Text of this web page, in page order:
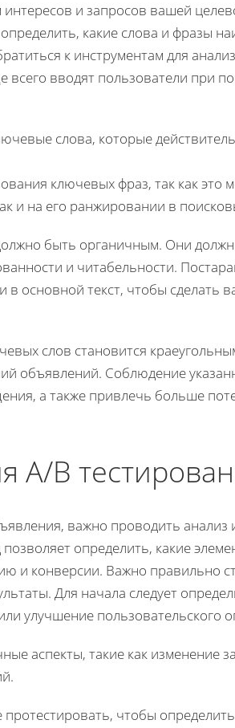
и запросов вашей
какие слова и фразы
к инструментам для
вводят пользователи при
слова, которые
ключевых фраз, так как это
и на его ранжировании в
быть органичным. Они
и читабельности.
основной текст, чтобы сделать
слов становится
объявлений. Соблюдение
а также привлечь больше
A/B
важно проводить анализ
определить, какие
и конверсии. Важно правильно
Для начала следует
улучшение пользовательского
аспекты, такие как изменение
чтобы